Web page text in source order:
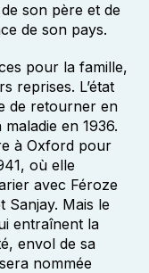
son père et de
de son pays.
pour la famille,
reprises. L’état
de retourner en
en 1936.
à Oxford pour
où elle
avec Féroze
Sanjay. Mais le
entraînent la
envol de sa
nommée